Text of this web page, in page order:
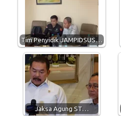
p
p
a
m
o
k
Tim Penyidik JAMPIDSUS…
Jaksa Agung ST…